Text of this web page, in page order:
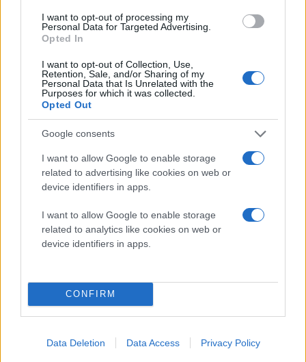
I want to opt-out of processing my
Personal Data for Targeted Advertising.
Opted In
I want to opt-out of Collection, Use,
Retention, Sale, and/or Sharing of my
Personal Data that Is Unrelated with the
Purposes for which it was collected.
Opted Out
Google consents
I want to allow Google to enable storage
related to advertising like cookies on web or
device identifiers in apps.
I want to allow Google to enable storage
related to analytics like cookies on web or
device identifiers in apps.
CONFIRM
Data Deletion Data Access Privacy Policy